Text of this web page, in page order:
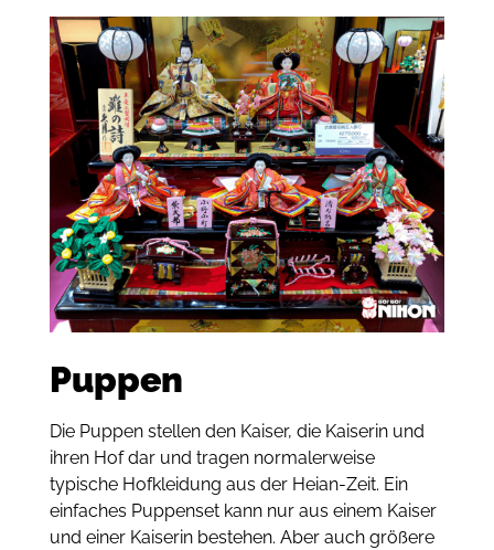
Puppen
Die Puppen stellen den Kaiser, die Kaiserin und
ihren Hof dar und tragen normalerweise
typische Hofkleidung aus der Heian-Zeit. Ein
einfaches Puppenset kann nur aus einem Kaiser
und einer Kaiserin bestehen. Aber auch größere